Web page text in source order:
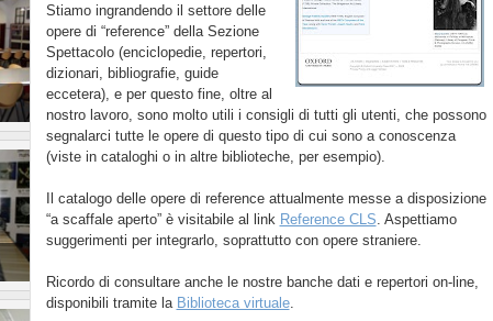
Stiamo ingrandendo il settore delle
opere di “reference” della Sezione
Spettacolo (enciclopedie, repertori,
dizionari, bibliografie, guide
eccetera), e per questo fine, oltre al
nostro lavoro, sono molto utili i consigli di tutti gli utenti, che possono
segnalarci tutte le opere di questo tipo di cui sono a conoscenza
(viste in cataloghi o in altre biblioteche, per esempio).
Il catalogo delle opere di reference attualmente messe a disposizione
“a scaffale aperto” è visitabile al link Reference CLS . Aspettiamo
suggerimenti per integrarlo, soprattutto con opere straniere.
Ricordo di consultare anche le nostre banche dati e repertori on-line,
disponibili tramite la Biblioteca virtuale.